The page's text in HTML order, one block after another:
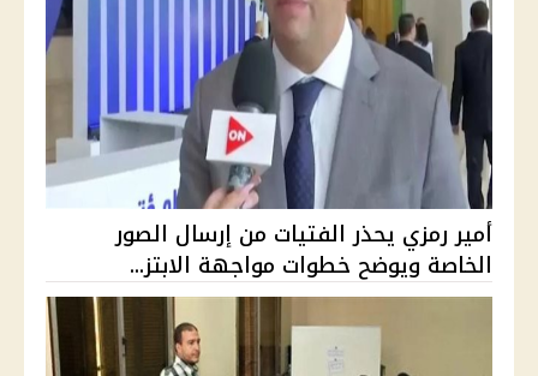
أمير رمزي يحذر الفتيات من إرسال الصور
الخاصة ويوضح خطوات مواجهة الابتز...